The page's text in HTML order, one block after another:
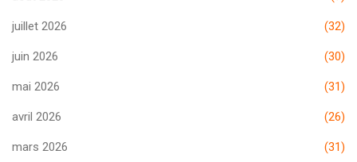
juillet 2026 (32)
juin 2026 (30)
mai 2026 (31)
avril 2026 (26)
mars 2026 (31)